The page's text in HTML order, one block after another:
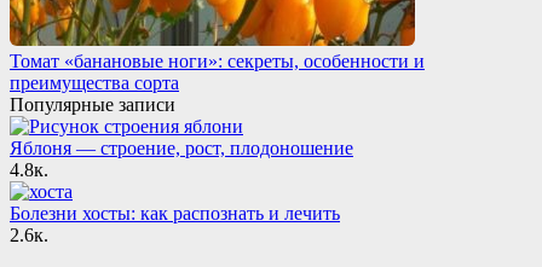
Томат «банановые ноги»: секреты, особенности и
преимущества сорта
Популярные записи
Яблоня — строение, рост, плодоношение
4.8к.
Болезни хосты: как распознать и лечить
2.6к.